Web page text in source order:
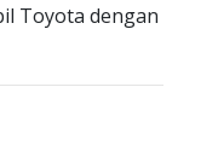
Toyota dengan